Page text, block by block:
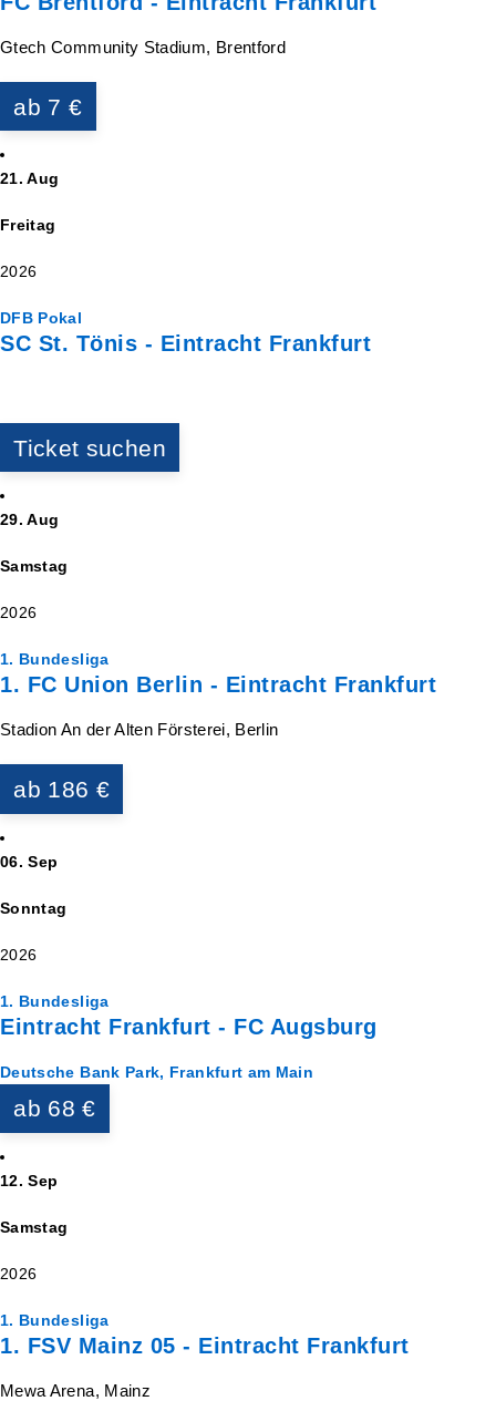
Gtech Community Stadium, Brentford
ab 7 €
21. Aug
Freitag
2026
DFB Pokal
SC St. Tönis - Eintracht Frankfurt
Ticket suchen
29. Aug
Samstag
2026
1. Bundesliga
1. FC Union Berlin - Eintracht Frankfurt
Stadion An der Alten Försterei, Berlin
ab 186 €
06. Sep
Sonntag
2026
1. Bundesliga
Eintracht Frankfurt - FC Augsburg
Deutsche Bank Park, Frankfurt am Main
ab 68 €
12. Sep
Samstag
2026
1. Bundesliga
1. FSV Mainz 05 - Eintracht Frankfurt
Mewa Arena, Mainz